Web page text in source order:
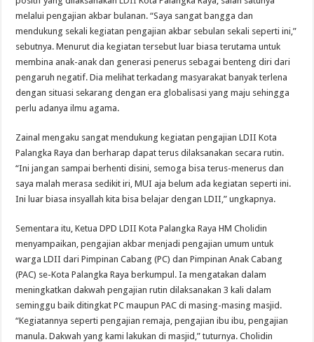
melalui pengajian akbar bulanan. “Saya sangat bangga dan
mendukung sekali kegiatan pengajian akbar sebulan sekali seperti ini,”
sebutnya. Menurut dia kegiatan tersebut luar biasa terutama untuk
membina anak-anak dan generasi penerus sebagai benteng diri dari
pengaruh negatif. Dia melihat terkadang masyarakat banyak terlena
dengan situasi sekarang dengan era globalisasi yang maju sehingga
perlu adanya ilmu agama.
Zainal mengaku sangat mendukung kegiatan pengajian LDII Kota
Palangka Raya dan berharap dapat terus dilaksanakan secara rutin.
“Ini jangan sampai berhenti disini, semoga bisa terus-menerus dan
saya malah merasa sedikit iri, MUI aja belum ada kegiatan seperti ini.
Ini luar biasa insyallah kita bisa belajar dengan LDII,” ungkapnya.
Sementara itu, Ketua DPD LDII Kota Palangka Raya HM Cholidin
menyampaikan, pengajian akbar menjadi pengajian umum untuk
warga LDII dari Pimpinan Cabang (PC) dan Pimpinan Anak Cabang
(PAC) se-Kota Palangka Raya berkumpul. Ia mengatakan dalam
meningkatkan dakwah pengajian rutin dilaksanakan 3 kali dalam
seminggu baik ditingkat PC maupun PAC di masing-masing masjid.
“Kegiatannya seperti pengajian remaja, pengajian ibu ibu, pengajian
manula. Dakwah yang kami lakukan di masjid,” tuturnya. Cholidin